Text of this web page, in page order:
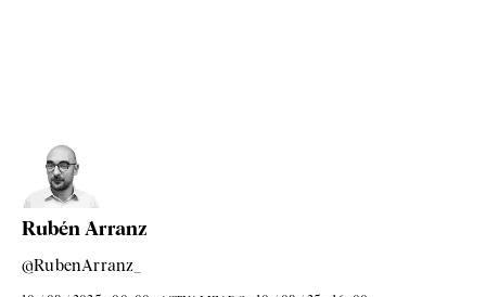
Rubén Arranz
@RubenArranz_